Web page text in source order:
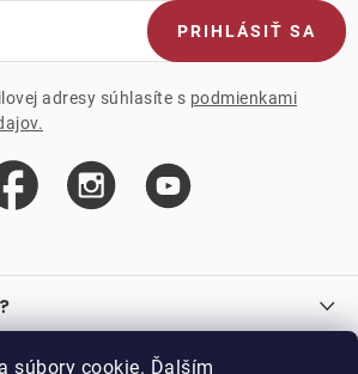
súbory cookie. Ďalším
adresy súhlasíte s podmienkami
PRIHLÁSIŤ SA